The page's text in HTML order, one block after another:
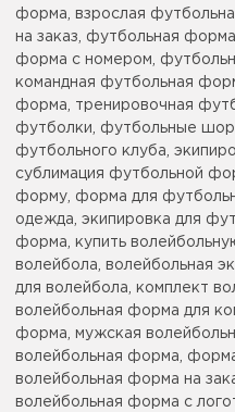
форма, взрослая
на заказ, футбольная
форма с номером,
командная футбольная
форма, тренировочная
футболки, футбольные
футбольного клуба,
сублимация футбольной
форму, форма для
одежда, экипировка для
форма, купить
волейбола, волейбольная
для волейбола, комплект
волейбольная форма для
форма, мужская
волейбольная форма,
волейбольная форма на
волейбольная форма с